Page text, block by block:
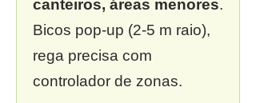
canteiros, áreas menores.
Bicos pop-up (2-5 m raio),
rega precisa com
controlador de zonas.